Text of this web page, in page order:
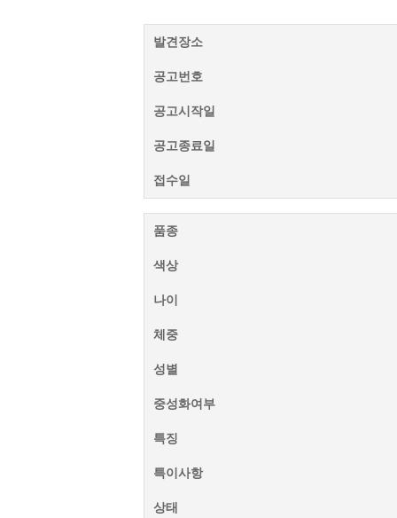
발견장소
공고번호
공고시작일
공고종료일
접수일
품종
색상
나이
체중
성별
중성화여부
특징
특이사항
상태